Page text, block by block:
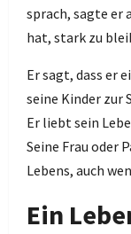
sprach, sagte er
hat, stark zu
Er sagt, dass er
seine Kinder zur
Er liebt sein
Seine Frau oder
Lebens, auch
Ein